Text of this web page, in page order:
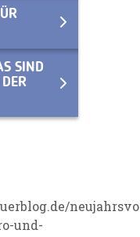
SIND
und-